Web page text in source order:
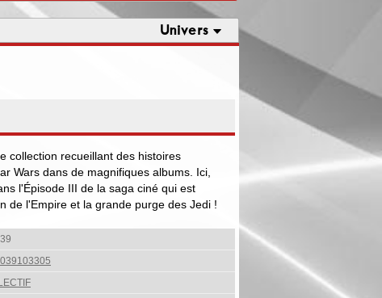
Univers
collection recueillant des histoires
Wars dans de magnifiques albums. Ici,
l'Épisode III de la saga ciné qui est
de l'Empire et la grande purge des Jedi !